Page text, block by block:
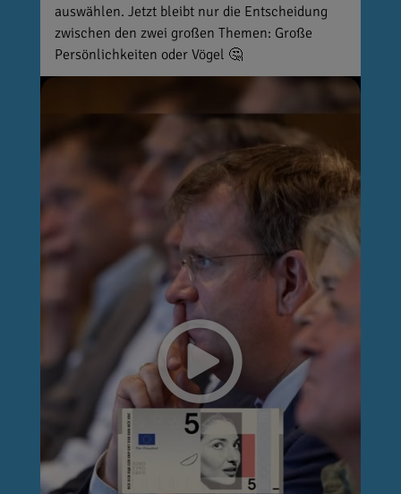
auswählen. Jetzt bleibt nur die Entscheidung
zwischen den zwei großen Themen: Große
Persönlichkeiten oder Vögel 🤔